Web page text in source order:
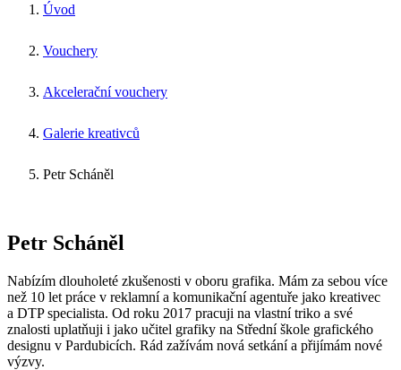
Úvod
Vouchery
Akcelerační vouchery
Galerie kreativců
Petr Scháněl
Petr Scháněl
Nabízím dlouholeté zkušenosti v oboru grafika. Mám za sebou více
než 10 let práce v reklamní a komunikační agentuře jako kreativec
a DTP specialista. Od roku 2017 pracuji na vlastní triko a své
znalosti uplatňuji i jako učitel grafiky na Střední škole grafického
designu v Pardubicích. Rád zažívám nová setkání a přijímám nové
výzvy.